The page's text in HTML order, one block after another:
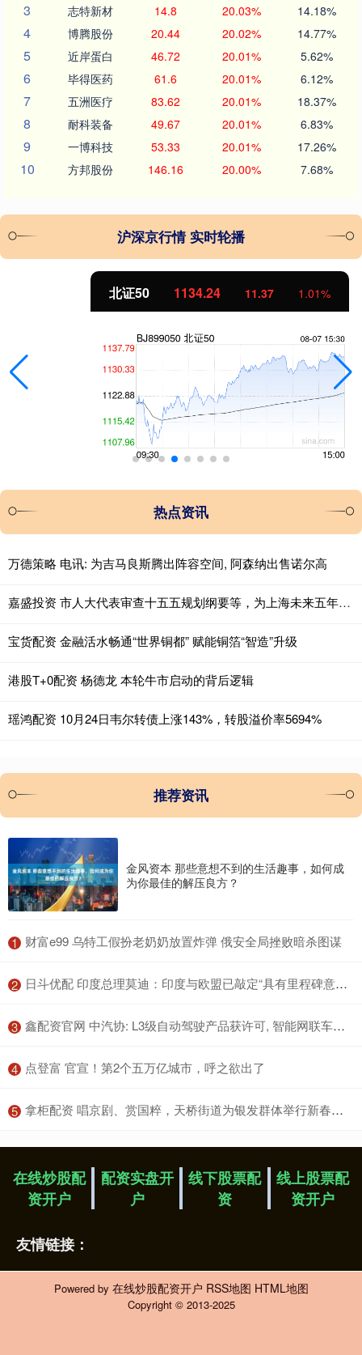
3 志特新材 14.8 20.03% 14.18%
4 博腾股份 20.44 20.02% 14.77%
5 近岸蛋白 46.72 20.01% 5.62%
6 毕得医药 61.6 20.01% 6.12%
7 五洲医疗 83.62 20.01% 18.37%
8 耐科装备 49.67 20.01% 6.83%
9 一博科技 53.33 20.01% 17.26%
10 方邦股份 146.16 20.00% 7.68%
沪深京行情 实时轮播
北证50 1134.24 11.37 1.01%
热点资讯
万德策略 电讯: 为吉马良斯腾出阵容空间, 阿森纳出售诺尔高
嘉盛投资 市人大代表审查十五五规划纲要等，为上海未来五年发展出谋划策
宝货配资 金融活水畅通“世界铜都” 赋能铜箔“智造”升级
港股T+0配资 杨德龙 本轮牛市启动的背后逻辑
瑶鸿配资 10月24日韦尔转债上涨143%，转股溢价率5694%
推荐资讯
金风资本 那些意想不到的生活趣事，如何成
为你最佳的解压良方？
1 ​财富e99 乌特工假扮老奶奶放置炸弹 俄安全局挫败暗杀图谋
2 ​日斗优配 印度总理莫迪：印度与欧盟已敲定“具有里程碑意义”的自由贸易协定
3 ​鑫配资官网 中汽协: L3级自动驾驶产品获许可, 智能网联车迈入量产应用新阶段
4 ​点登富 官宣！第2个五万亿城市，呼之欲出了
5 ​拿柜配资 唱京剧、赏国粹，天桥街道为银发群体举行新春联欢会
在线炒股配
资开户
配资实盘开
户
线下股票配
资
线上股票配
资开户
友情链接：
Powered by 在线炒股配资开户 RSS地图 HTML地图
Copyright © 2013-2025